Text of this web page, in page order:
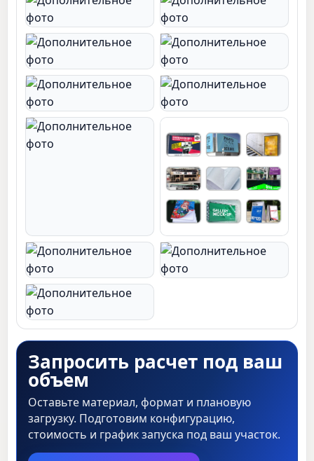
Запросить расчет под ваш
объем
Оставьте материал, формат и плановую
загрузку. Подготовим конфигурацию,
стоимость и график запуска под ваш участок.